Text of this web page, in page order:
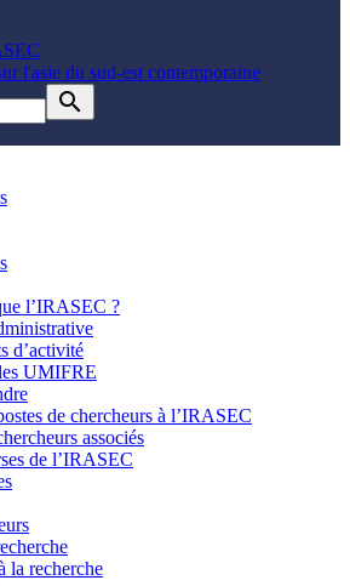
l’IRASEC ?
d’activité
UMIFRE
de chercheurs à l’IRASEC
associés
de l’IRASEC
la recherche